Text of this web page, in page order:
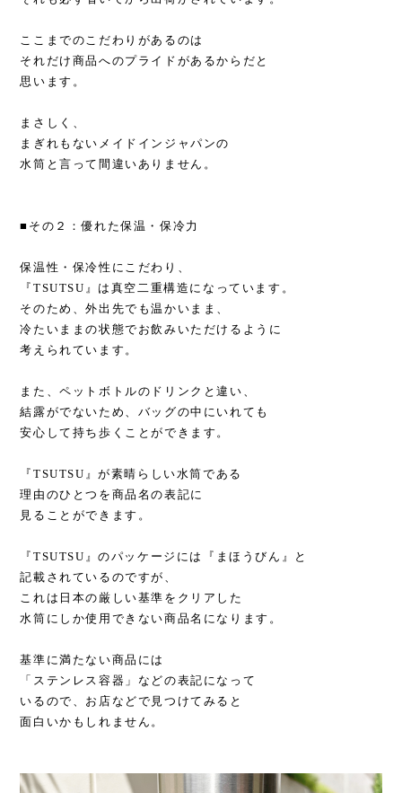
ここまでのこだわりがあるのは
それだけ商品へのプライドがあるからだと
思います。
まさしく、
まぎれもないメイドインジャパンの
水筒と言って間違いありません。
■その２：優れた保温・保冷力
保温性・保冷性にこだわり、
『TSUTSU』は真空二重構造になっています。
そのため、外出先でも温かいまま、
冷たいままの状態でお飲みいただけるように
考えられています。
また、ペットボトルのドリンクと違い、
結露がでないため、バッグの中にいれても
安心して持ち歩くことができます。
『TSUTSU』が素晴らしい水筒である
理由のひとつを商品名の表記に
見ることができます。
『TSUTSU』のパッケージには『まほうびん』と
記載されているのですが、
これは日本の厳しい基準をクリアした
水筒にしか使用できない商品名になります。
基準に満たない商品には
「ステンレス容器」などの表記になって
いるので、お店などで見つけてみると
面白いかもしれません。